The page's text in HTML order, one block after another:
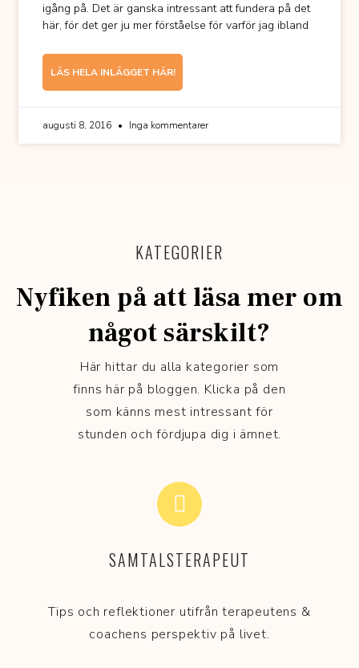
igång på. Det är ganska intressant att fundera på det
här, för det ger ju mer förståelse för varför jag ibland
LÄS HELA INLÄGGET HÄR!
augusti 8, 2016 Inga kommentarer
KATEGORIER
Nyfiken på att läsa mer om
något särskilt?
Här hittar du alla kategorier som
finns här på bloggen. Klicka på den
som känns mest intressant för
stunden och fördjupa dig i ämnet.
SAMTALSTERAPEUT
Tips och reflektioner utifrån terapeutens &
coachens perspektiv på livet.